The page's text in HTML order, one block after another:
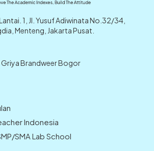
1, Jl. Yusuf Adiwinata No.32/34,
Menteng, Jakarta Pusat.
Griya Brandweer Bogor
Indonesia
SMA Lab School